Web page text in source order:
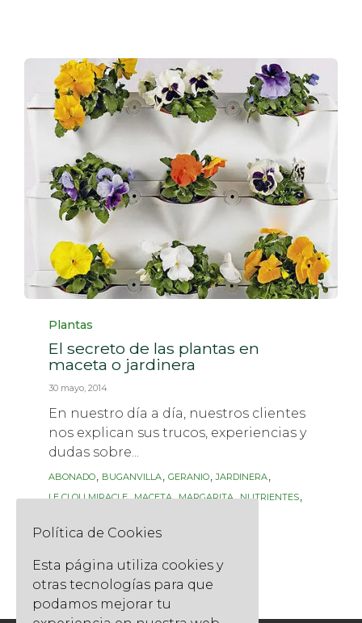
Category
Plantas
El secreto de las plantas en
maceta o jardinera
30 mayo, 2014
En nuestro día a día, nuestros clientes
nos explican sus trucos, experiencias y
dudas sobre...
Tags
ABONADO, BUGANVILLA, GERANIO,JARDINERA,
LE CLOU MIRACLE,MACETA,MARGARITA,NUTRIENTES,
Política de Cookies
Esta página utiliza cookies y
otras tecnologías para que
podamos mejorar tu